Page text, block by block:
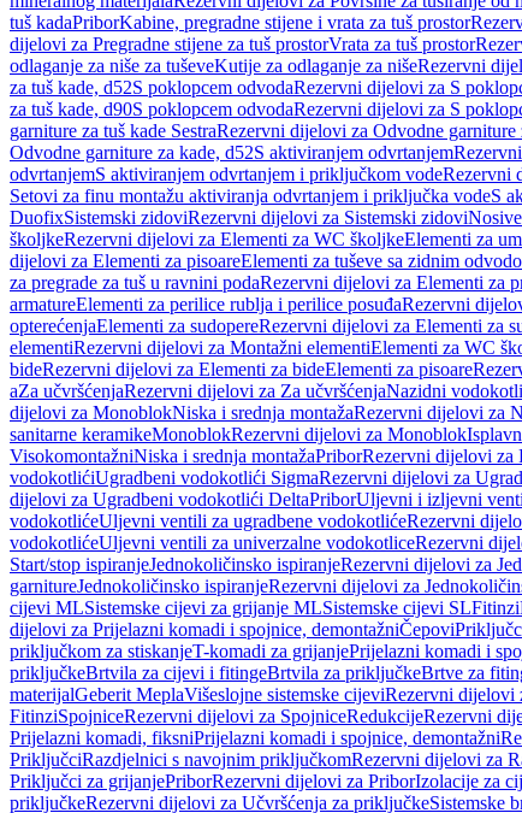
tuš kadaPriborKabine, pregradne stijene i vrata za tuš prostor
dijelovi za Pregradne stijene za tuš prostorVrata za tuš prostor
odlaganje za niše za tuševeKutije za odlaganje za nišeRezervni
za tuš kade, d52S poklopcem odvodaRezervni dijelovi za S
za tuš kade, d90S poklopcem odvodaRezervni dijelovi za S
garniture za tuš kade SestraRezervni dijelovi za Odvodne garniture
Odvodne garniture za kade, d52S aktiviranjem odvrtanjem
odvrtanjemS aktiviranjem odvrtanjem i priključkom vodeRezervni
Setovi za finu montažu aktiviranja odvrtanjem i priključka vodeS
DuofixSistemski zidoviRezervni dijelovi za Sistemski zidovi
školjkeRezervni dijelovi za Elementi za WC školjkeElementi za
dijelovi za Elementi za pisoareElementi za tuševe sa zidnim
za pregrade za tuš u ravnini podaRezervni dijelovi za Elementi za
armatureElementi za perilice rublja i perilice posuđaRezervni
opterećenjaElementi za sudopereRezervni dijelovi za Elementi za
elementiRezervni dijelovi za Montažni elementiElementi za WC
bideRezervni dijelovi za Elementi za bideElementi za pisoare
aZa učvršćenjaRezervni dijelovi za Za učvršćenjaNazidni
dijelovi za MonoblokNiska i srednja montažaRezervni dijelovi za
sanitarne keramikeMonoblokRezervni dijelovi za Monoblok
VisokomontažniNiska i srednja montažaPriborRezervni dijelovi za
vodokotlićiUgradbeni vodokotlići SigmaRezervni dijelovi za
dijelovi za Ugradbeni vodokotlići DeltaPriborUljevni i izljevni
vodokotlićeUljevni ventili za ugradbene vodokotlićeRezervni
vodokotlićeUljevni ventili za univerzalne vodokotliceRezervni
Start/stop ispiranjeJednokoličinsko ispiranjeRezervni dijelovi za
garnitureJednokoličinsko ispiranjeRezervni dijelovi za
cijevi MLSistemske cijevi za grijanje MLSistemske cijevi SLFitinzi
dijelovi za Prijelazni komadi i spojnice, demontažniČepovi
priključkom za stiskanjeT-komadi za grijanjePrijelazni komadi i
priključkeBrtvila za cijevi i fitingeBrtvila za priključkeBrtve za
materijalGeberit MeplaVišeslojne sistemske cijeviRezervni dijelovi
FitinziSpojniceRezervni dijelovi za SpojniceRedukcijeRezervni
Prijelazni komadi, fiksniPrijelazni komadi i spojnice, demontažni
PriključciRazdjelnici s navojnim priključkomRezervni dijelovi za
Priključci za grijanjePriborRezervni dijelovi za PriborIzolacije za
priključkeRezervni dijelovi za Učvršćenja za priključkeSistemske